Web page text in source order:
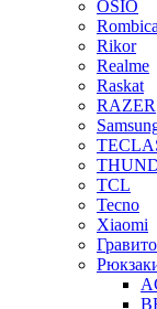
OSIO
Rombica
Rikor
Realme
Raskat
RAZER
TCL
Tecno
Xiaomi